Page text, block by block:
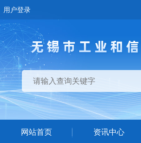
用户登录
网站首页 资讯中心